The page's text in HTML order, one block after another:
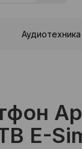
Аудиотехника
E-